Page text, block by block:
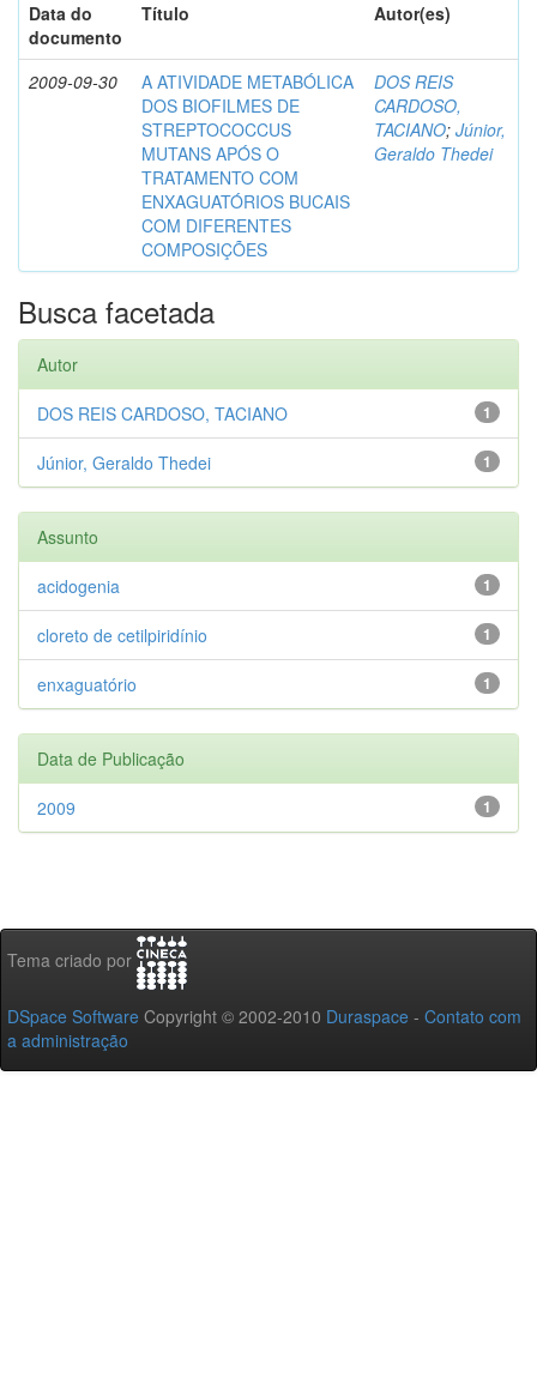
Data do
documento
Título Autor(es)
2009-09-30
A ATIVIDADE METABÓLICA
DOS BIOFILMES DE
STREPTOCOCCUS
MUTANS APÓS O
TRATAMENTO COM
ENXAGUATÓRIOS BUCAIS
COM DIFERENTES
COMPOSIÇÕES
DOS REIS
CARDOSO,
TACIANO; Júnior,
Geraldo Thedei
Busca facetada
Autor
1
DOS REIS CARDOSO, TACIANO
1
Júnior, Geraldo Thedei
Assunto
1
acidogenia
1
cloreto de cetilpiridínio
1
enxaguatório
Data de Publicação
1
2009
Tema criado por
DSpace Software Copyright © 2002-2010 Duraspace - Contato com
a administração